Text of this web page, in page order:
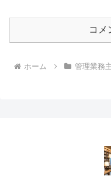
コメ
ホーム 管理業務